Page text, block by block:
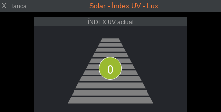
X Tanca Solar - Índex UV - Lux
ÍNDEX UV actual
0